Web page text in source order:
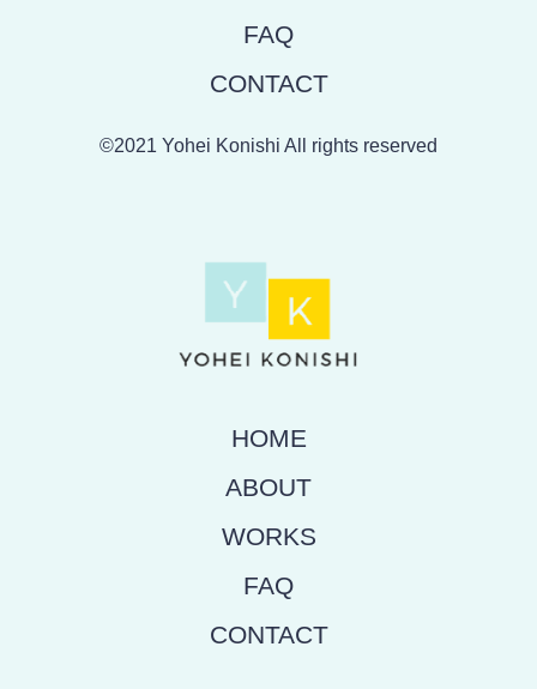
FAQ
CONTACT
©2021 Yohei Konishi All rights reserved
HOME
ABOUT
WORKS
FAQ
CONTACT